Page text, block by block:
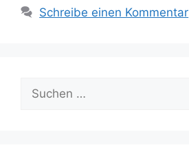
Schreibe einen Kommentar
Suche
nach: